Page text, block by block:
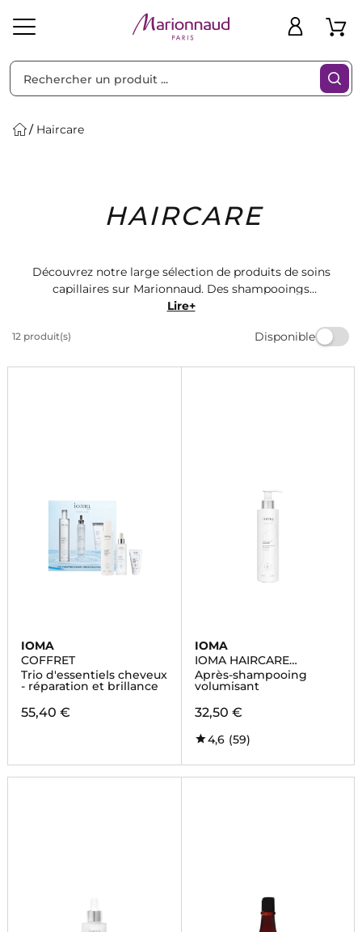
Homme Marques Idées
Cadeaux
Haircare
HAIRCARE
Découvrez notre large sélection de produits de soins
capillaires sur Marionnaud. Des shampooings
nourrissants aux masques réparateurs, trouvez tout ce
Offrez-leur le meilleur avec nos produits de qualité
Lire+
12 produit(s) Disponible
Filtres
IOMA
COFFRET
Trio d'essentiels cheveux
- réparation et brillance
55,40 €
IOMA
IOMA HAIRCARE
VOLUMY
Après-shampooing
volumisant
32,50 €
4,6 (59)